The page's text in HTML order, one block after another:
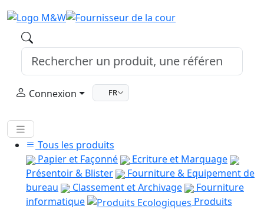
Connexion FR
Tous les produits
Papier et Façonné
Ecriture et Marquage
Présentoir & Blister
Fourniture & Equipement de
bureau
Classement et Archivage
Fourniture
informatique
Produits